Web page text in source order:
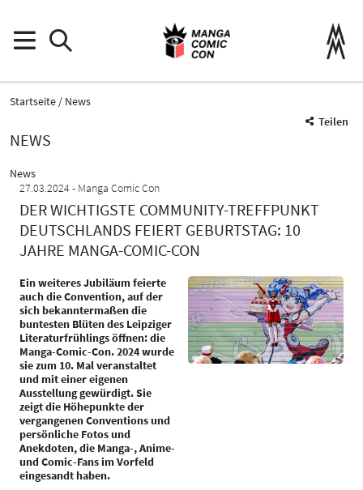
Startseite
News
Teilen
NEWS
News
27.03.2024
Manga Comic Con
DER WICHTIGSTE COMMUNITY-TREFFPUNKT
DEUTSCHLANDS FEIERT GEBURTSTAG: 10
JAHRE MANGA-COMIC-CON
Ein weiteres Jubiläum feierte
auch die Convention, auf der
sich bekanntermaßen die
buntesten Blüten des Leipziger
Literaturfrühlings öffnen: die
Manga-Comic-Con. 2024 wurde
sie zum 10. Mal veranstaltet
und mit einer eigenen
Ausstellung gewürdigt. Sie
zeigt die Höhepunkte der
vergangenen Conventions und
persönliche Fotos und
Anekdoten, die Manga-, Anime-
und Comic-Fans im Vorfeld
eingesandt haben.